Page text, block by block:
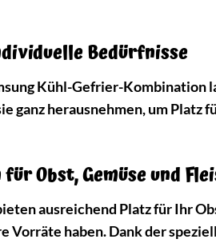
Bedürfnisse
Kühl-Gefrier-Kombination
ganz herausnehmen, um Platz
Obst, Gemüse und
ausreichend Platz für Ihr
Vorräte haben. Dank der